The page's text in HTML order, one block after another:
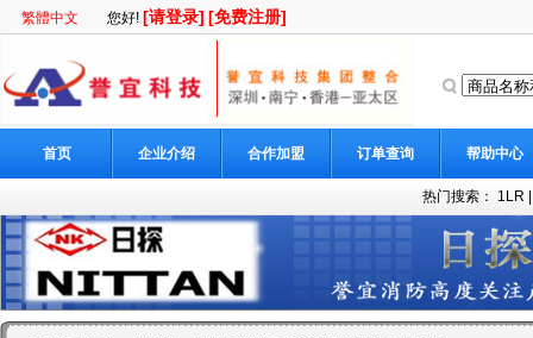
繁體中文 您好! [请登录] [免费注册]
首页 企业介绍 合作加盟 订单查询 帮助中心
热门搜索： 1LR